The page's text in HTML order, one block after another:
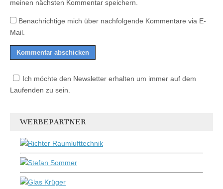
meinen nächsten Kommentar speichern.
Benachrichtige mich über nachfolgende Kommentare via E-
Mail.
Ich möchte den Newsletter erhalten um immer auf dem
Laufenden zu sein.
WERBEPARTNER